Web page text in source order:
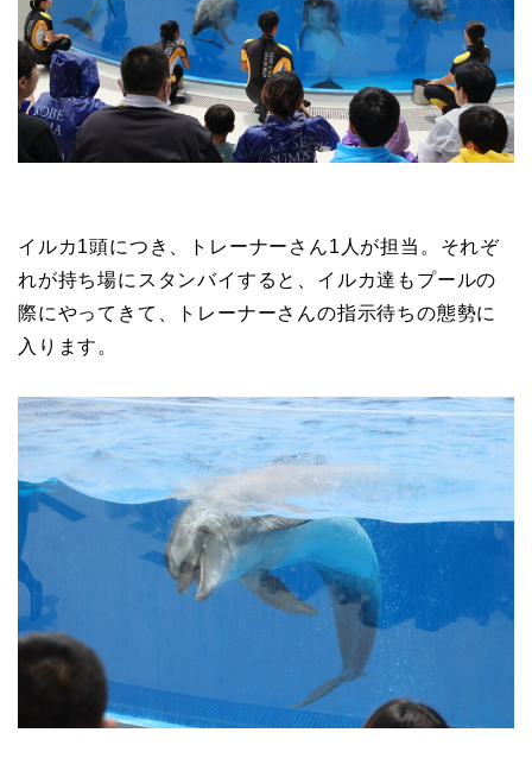
イルカ1頭につき、トレーナーさん1人が担当。それぞ
れが持ち場にスタンバイすると、イルカ達もプールの
際にやってきて、トレーナーさんの指示待ちの態勢に
入ります。